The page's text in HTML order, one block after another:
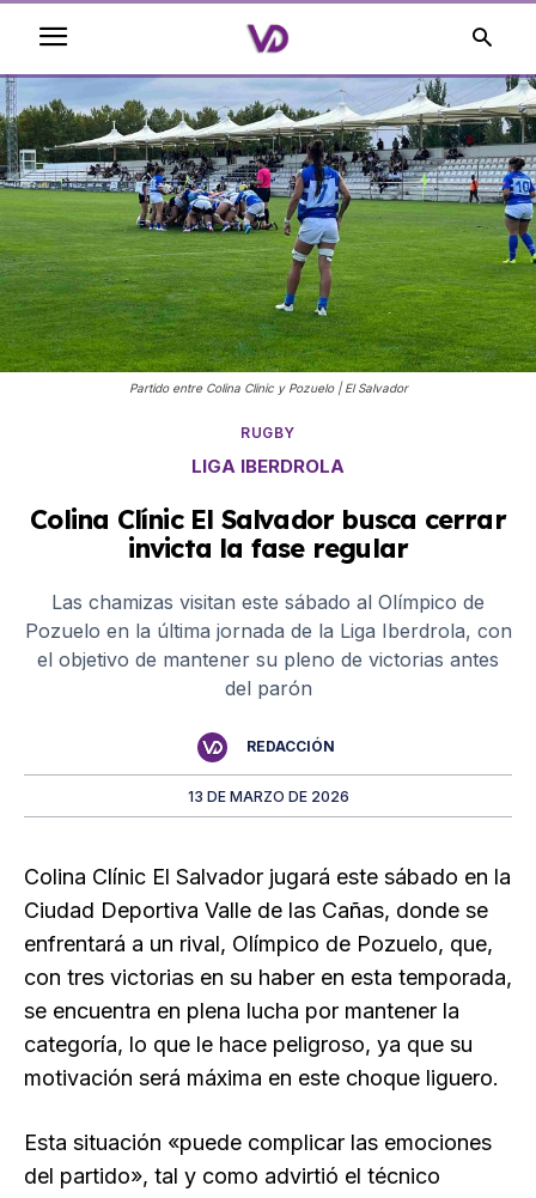
Partido entre Colina Clinic y Pozuelo | El Salvador
RUGBY
LIGA IBERDROLA
Colina Clínic El Salvador busca cerrar
invicta la fase regular
Las chamizas visitan este sábado al Olímpico de
Pozuelo en la última jornada de la Liga Iberdrola, con
el objetivo de mantener su pleno de victorias antes
del parón
REDACCIÓN
13 DE MARZO DE 2026
Colina Clínic El Salvador jugará este sábado en la
Ciudad Deportiva Valle de las Cañas, donde se
enfrentará a un rival, Olímpico de Pozuelo, que,
con tres victorias en su haber en esta temporada,
se encuentra en plena lucha por mantener la
categoría, lo que le hace peligroso, ya que su
motivación será máxima en este choque liguero.
Esta situación «puede complicar las emociones
del partido», tal y como advirtió el técnico